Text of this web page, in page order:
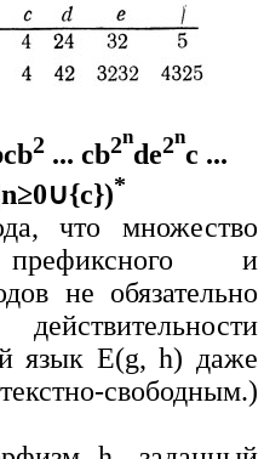
2 ... cb2n
de2n
c ...
*
что множество
и
не обязательно
язык E(g, h) даже
свободным.)